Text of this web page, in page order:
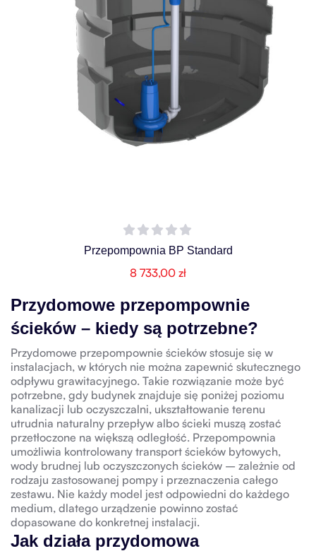
Przepompownia BP Standard
8 733,00 zł
Przydomowe przepompownie
ścieków – kiedy są potrzebne?
Przydomowe przepompownie ścieków stosuje się w
instalacjach, w których nie można zapewnić skutecznego
odpływu grawitacyjnego. Takie rozwiązanie może być
potrzebne, gdy budynek znajduje się poniżej poziomu
kanalizacji lub oczyszczalni, ukształtowanie terenu
utrudnia naturalny przepływ albo ścieki muszą zostać
przetłoczone na większą odległość. Przepompownia
umożliwia kontrolowany transport ścieków bytowych,
wody brudnej lub oczyszczonych ścieków – zależnie od
rodzaju zastosowanej pompy i przeznaczenia całego
zestawu. Nie każdy model jest odpowiedni do każdego
medium, dlatego urządzenie powinno zostać
dopasowane do konkretnej instalacji.
Jak działa przydomowa